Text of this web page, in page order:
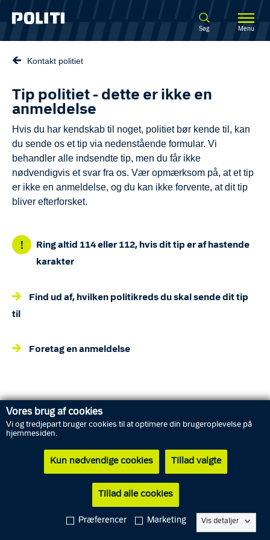
Vores brug af cookies
Vi og tredjepart bruger cookies til at optimere din brugeroplevelse på
hjemmesiden.
Kun nødvendige cookies Tillad valgte
Tillad alle cookies
Præferencer Marketing Vis detaljer
Spring til hovedindhold
Søg Menu
Kontakt politiet
Tip politiet - dette er ikke en
anmeldelse
Hvis du har kendskab til noget, politiet bør kende til, kan
du sende os et tip via nedenstående formular. Vi
behandler alle indsendte tip, men du får ikke
nødvendigvis et svar fra os. Vær opmærksom på, at et tip
er ikke en anmeldelse, og du kan ikke forvente, at dit tip
bliver efterforsket.
Ring altid 114 eller 112, hvis dit tip er af hastende
karakter
Find ud af, hvilken politikreds du skal sende dit tip
til
Foretag en anmeldelse
Oplysninger om din henvendelse
Vælg emne *